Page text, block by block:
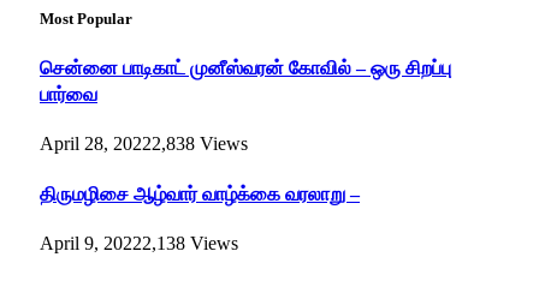
Most Popular
சென்னை பாடிகாட் முனீஸ்வரன் கோவில் – ஒரு சிறப்பு
பார்வை
April 28, 20222,838 Views
திருமழிசை ஆழ்வார் வாழ்க்கை வரலாறு –
April 9, 20222,138 Views